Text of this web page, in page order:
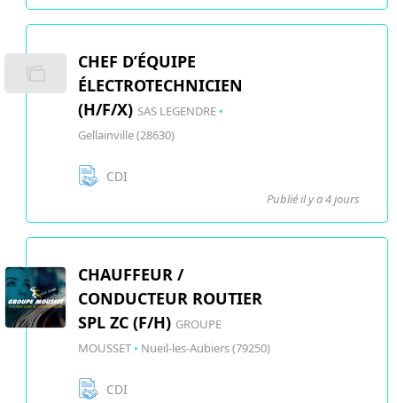
CHEF D’ÉQUIPE
ÉLECTROTECHNICIEN
(H/F/X) SAS LEGENDRE •
Gellainville (28630)
CDI
Publié il y a 4 jours
CHAUFFEUR /
CONDUCTEUR ROUTIER
SPL ZC (F/H) GROUPE
MOUSSET • Nueil-les-Aubiers (79250)
CDI